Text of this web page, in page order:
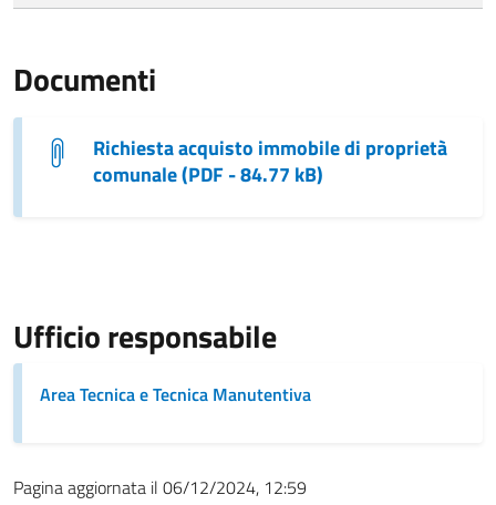
Documenti
Richiesta acquisto immobile di proprietà
comunale (PDF - 84.77 kB)
Ufficio responsabile
Area Tecnica e Tecnica Manutentiva
Pagina aggiornata il 06/12/2024, 12:59